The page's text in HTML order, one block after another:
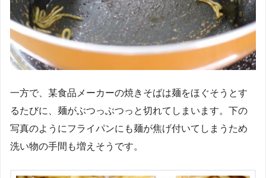
一方で、某食品メーカーの焼きそばは麺をほぐそうとす
るたびに、麺がぶつっぶつっと切れてしまいます。下の
写真のようにフライパンにも麺が焦げ付いてしまうため
洗い物の手間も増えそうです。